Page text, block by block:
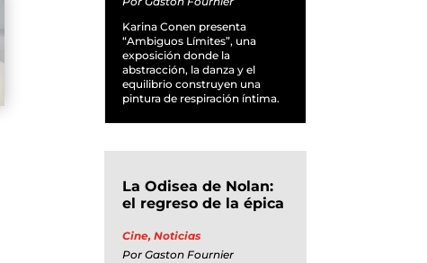
Karina Conen presenta
“Ambiguos Límites”, una
exposición donde la
abstracción, la danza y el
equilibrio construyen una
pintura de respiración íntima.
La Odisea de Nolan:
el regreso de la épica
Cine,Noticias
PorGaston Fournier